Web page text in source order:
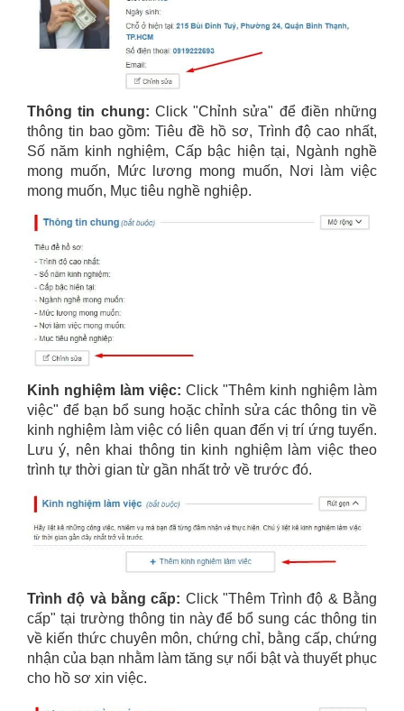
Thông tin chung: Click "Chỉnh sửa" để điền những
thông tin bao gồm: Tiêu đề hồ sơ, Trình độ cao nhất,
Số năm kinh nghiệm, Cấp bậc hiện tại, Ngành nghề
mong muốn, Mức lương mong muốn, Nơi làm việc
mong muốn, Mục tiêu nghề nghiệp.
Kinh nghiệm làm việc: Click "Thêm kinh nghiệm làm
việc" để bạn bổ sung hoặc chỉnh sửa các thông tin về
kinh nghiệm làm việc có liên quan đến vị trí ứng tuyển.
Lưu ý, nên khai thông tin kinh nghiệm làm việc theo
trình tự thời gian từ gần nhất trở về trước đó.
Trình độ và bằng cấp: Click "Thêm Trình độ & Bằng
cấp" tại trường thông tin này để bổ sung các thông tin
về kiến thức chuyên môn, chứng chỉ, bằng cấp, chứng
nhận của bạn nhằm làm tăng sự nổi bật và thuyết phục
cho hồ sơ xin việc.